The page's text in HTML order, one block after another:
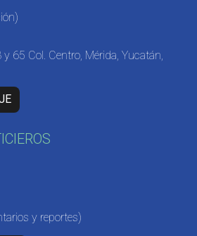
65 Col. Centro, Mérida, Yucatán,
y reportes)